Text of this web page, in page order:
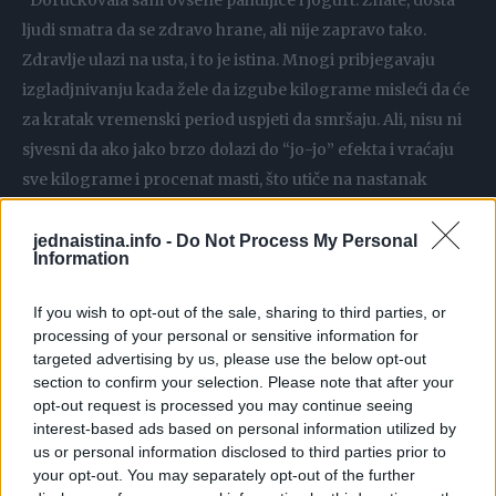
jednaistina.info - Do Not Process My Personal
Information
If you wish to opt-out of the sale, sharing to third parties, or
processing of your personal or sensitive information for
targeted advertising by us, please use the below opt-out
section to confirm your selection. Please note that after your
opt-out request is processed you may continue seeing
interest-based ads based on personal information utilized by
us or personal information disclosed to third parties prior to
your opt-out. You may separately opt-out of the further
ljudi smatra da se zdravo hrane, ali nije zapravo tako.
Zdravlje ulazi na usta, i to je istina. Mnogi pribjegavaju
izgladjnivanju kada žele da izgube kilograme misleći da će
za kratak vremenski period uspjeti da smršaju. Ali, nisu ni
sjvesni da ako jako brzo dolazi do “jo-jo” efekta i vraćaju
sve kilograme i procenat masti, što utiče na nastanak
otkrila koje su njene navike u ishrani.
umjereno. Valja napomenuti i to da nije svaka namirnica za
svakoga, ja se zalažem uvijek za individualni pristup, te
tako ni zeleni čaj nije dobar izbor za svaku osobu i ne bi ga
u kontinuitetu trebalo piti duže od dvije nedjelje. Kao što na
primjer grejpfrut i đumbir treba da izbjegavaju osobe koje
su na terapiji beta blokatorima ili piju antikoagulanse.”